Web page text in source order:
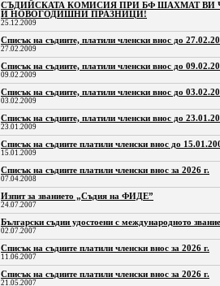
СЪДИЙСКАТА КОМИСИЯ ПРИ БФ ШАХМАТ ВИ
И НОВОГОДИШНИ ПРАЗНИЦИ!
25.12.2009
Списък на съдиите, платили членски внос до
27.02.2009
Списък на съдиите, платили членски внос до
09.02.2009
Списък на съдиите, платили членски внос до
03.02.2009
Списък на съдиите, платили членски внос до
23.01.2009
Списък на съдиите платили членски внос до
15.01.2009
Списък на съдиите платили членски внос за 2026 г.
07.04.2008
Изпит за званието „Съдия на ФИДЕ”
24.07.2007
Български съдии удостоени с международното
02.07.2007
Списък на съдиите платили членски внос за 2026 г.
11.06.2007
Списък на съдиите платили членски внос за 2026 г.
21.05.2007